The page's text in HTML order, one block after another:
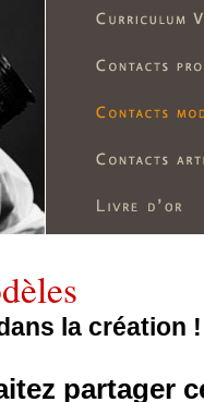
la création !
partager